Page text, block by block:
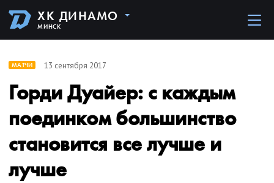
ХК ДИНАМО
МИНСК
МАТЧИ 13 сентября 2017
Горди Дуайер: с каждым
поединком большинство
становится все лучше и
лучше